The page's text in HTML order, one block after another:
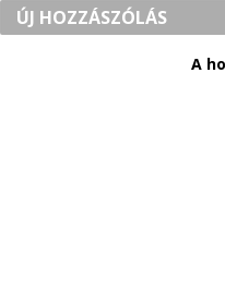
ÚJ HOZZÁSZÓLÁS
A